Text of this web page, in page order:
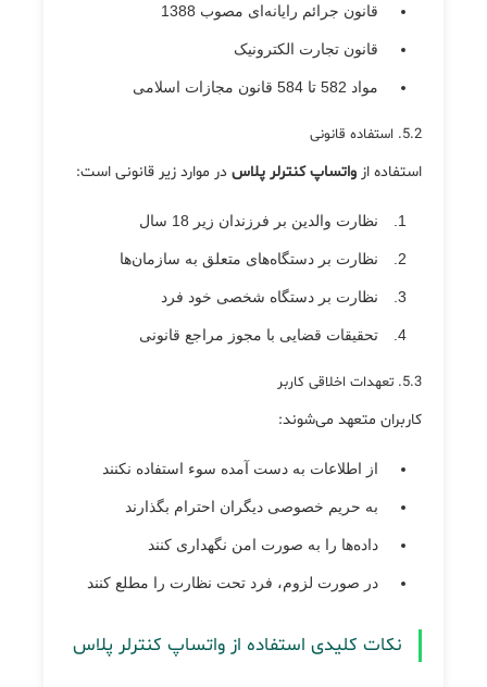
قانون جرائم رایانه‌ای مصوب 1388
قانون تجارت الکترونیک
مواد 582 تا 584 قانون مجازات اسلامی
5.2. استفاده قانونی
استفاده از واتساپ کنترلر پلاس در موارد زیر قانونی است:
نظارت والدین بر فرزندان زیر 18 سال
نظارت بر دستگاه‌های متعلق به سازمان‌ها
نظارت بر دستگاه شخصی خود فرد
تحقیقات قضایی با مجوز مراجع قانونی
5.3. تعهدات اخلاقی کاربر
کاربران متعهد می‌شوند:
از اطلاعات به دست آمده سوء استفاده نکنند
به حریم خصوصی دیگران احترام بگذارند
داده‌ها را به صورت امن نگهداری کنند
در صورت لزوم، فرد تحت نظارت را مطلع کنند
نکات کلیدی استفاده از واتساپ کنترلر پلاس